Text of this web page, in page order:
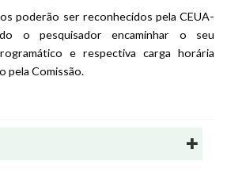
poderão ser reconhecidos pela CEUA-
o pesquisador encaminhar o seu
e respectiva carga horária
pela Comissão.